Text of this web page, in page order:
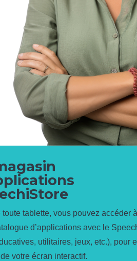
toute tablette, vous pouvez accéder
d’applications avec le
utilitaires, jeux, etc.), pour
de votre écran interactif.